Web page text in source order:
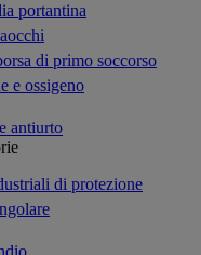
portantina
di primo soccorso
e ossigeno
antiurto
di protezione